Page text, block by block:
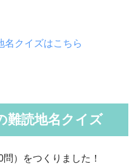
名クイズはこちら
難読地名クイズ
問）をつくりました！